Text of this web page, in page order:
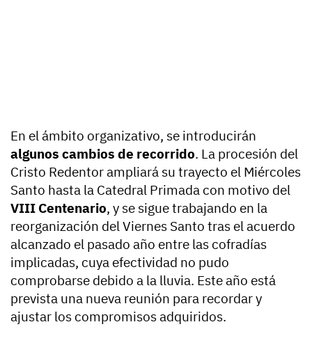
En el ámbito organizativo, se introducirán
algunos cambios de recorrido. La procesión del
Cristo Redentor ampliará su trayecto el Miércoles
Santo hasta la Catedral Primada con motivo del
VIII Centenario, y se sigue trabajando en la
reorganización del Viernes Santo tras el acuerdo
alcanzado el pasado año entre las cofradías
implicadas, cuya efectividad no pudo
comprobarse debido a la lluvia. Este año está
prevista una nueva reunión para recordar y
ajustar los compromisos adquiridos.